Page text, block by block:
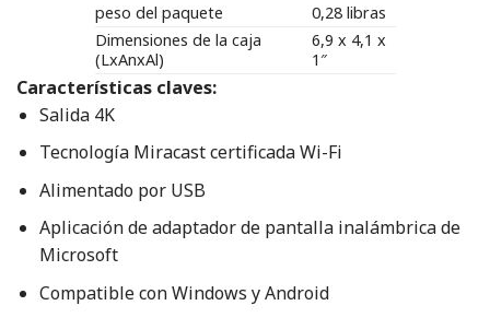
peso del paquete
0,28 libras
Dimensiones de la caja
(LxAnxAl)
6,9 x 4,1 x
1″
Características claves:
Salida 4K
Tecnología Miracast certificada Wi-Fi
Alimentado por USB
Aplicación de adaptador de pantalla inalámbrica de
Microsoft
Compatible con Windows y Android